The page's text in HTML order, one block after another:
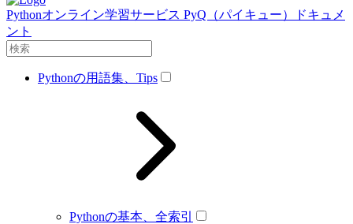
Pythonオンライン学習サービス PyQ（パイキュー）ドキュメ
ント
Pythonの用語集、Tips
Pythonの基本、全索引